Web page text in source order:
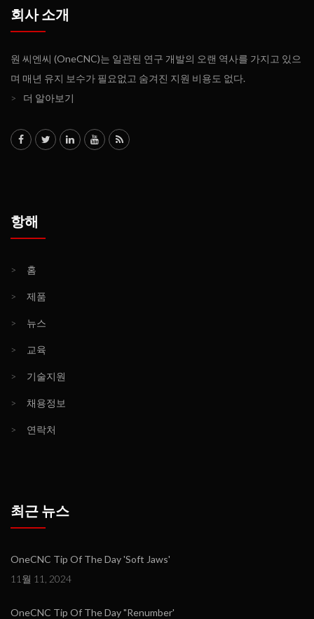
회사 소개
원 씨엔씨 (OneCNC)는 일관된 연구 개발의 오랜 역사를 가지고 있으
며 매년 유지 보수가 필요없고 숨겨진 지원 비용도 없다.
>
더 알아보기
항해
> 홈
> 제품
> 뉴스
> 교육
> 기술지원
> 채용정보
> 연락처
최근 뉴스
OneCNC Tip Of The Day 'Soft Jaws'
11월 11, 2024
OneCNC Tip Of The Day "Renumber'